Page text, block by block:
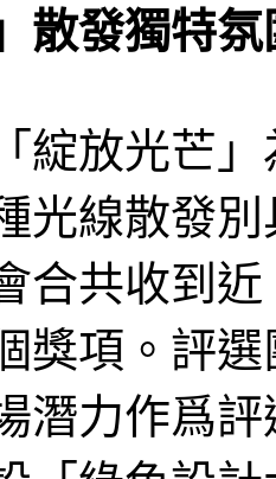
散發獨特
綻放光芒
光線散發
合共收到
獎項。評
潛力作爲